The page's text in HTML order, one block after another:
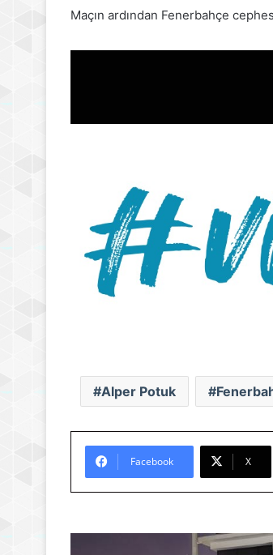
Maçın ardından Fenerbahçe
Alper Potuk
Facebook X